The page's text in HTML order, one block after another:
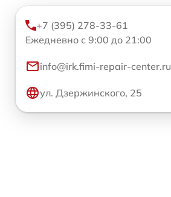
+7 (395) 278-33-61
Ежедневно с 9:00 до 21:00
info@irk.fimi-repair-center.ru
ул. Дзержинского, 25